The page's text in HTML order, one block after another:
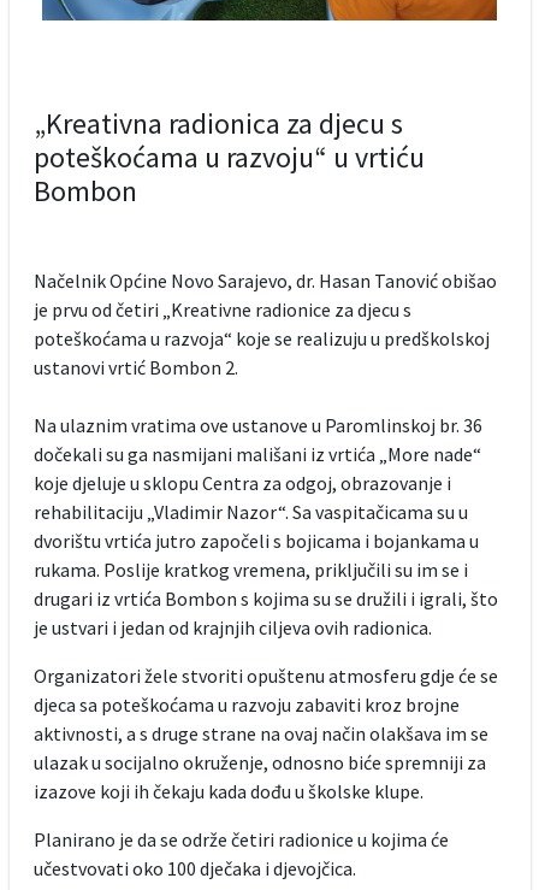
„Kreativna radionica za djecu s
poteškoćama u razvoju“ u vrtiću
Bombon
Načelnik Općine Novo Sarajevo, dr. Hasan Tanović obišao
je prvu od četiri „Kreativne radionice za djecu s
poteškoćama u razvoja“ koje se realizuju u predškolskoj
ustanovi vrtić Bombon 2.
Na ulaznim vratima ove ustanove u Paromlinskoj br. 36
dočekali su ga nasmijani mališani iz vrtića „More nade“
koje djeluje u sklopu Centra za odgoj, obrazovanje i
rehabilitaciju „Vladimir Nazor“. Sa vaspitačicama su u
dvorištu vrtića jutro započeli s bojicama i bojankama u
rukama. Poslije kratkog vremena, priključili su im se i
drugari iz vrtića Bombon s kojima su se družili i igrali, što
je ustvari i jedan od krajnjih ciljeva ovih radionica.
Organizatori žele stvoriti opuštenu atmosferu gdje će se
djeca sa poteškoćama u razvoju zabaviti kroz brojne
aktivnosti, a s druge strane na ovaj način olakšava im se
ulazak u socijalno okruženje, odnosno biće spremniji za
izazove koji ih čekaju kada dođu u školske klupe.
Planirano je da se održe četiri radionice u kojima će
učestvovati oko 100 dječaka i djevojčica.